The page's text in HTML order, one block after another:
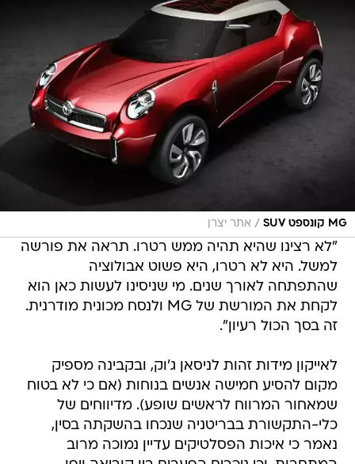
MG קונספט SUV / אתר יצרן
"לא רצינו שהיא תהיה ממש רטרו. תראה את פורשה
למשל. היא לא רטרו, היא פשוט אבולוציה
שהתפתחה לאורך שנים. מי שניסינו לעשות כאן הוא
לקחת את המורשת של MG ולנסח מכונית מודרנית.
זה בסך הכול רעיון".
לאייקון מידות זהות לניסאן ג'וק, ובקבינה מספיק
מקום להסיע חמישה אנשים בנוחות (אם כי לא בטוח
שמאחור המרווח לראשים שופע). מדיווחים של
כלי-התקשורת בבריטניה שנכחו בהשקתה בסין,
נאמר כי איכות הפסלטיקים עדיין נמוכה מרוב